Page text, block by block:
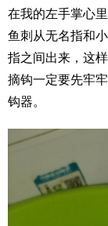
在我的左手掌心
鱼刺从无名指和
指之间出来，这
摘钩一定要先牢
钩器。